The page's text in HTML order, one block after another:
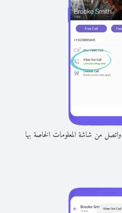
من شاشة المعلومات الخاصة بها